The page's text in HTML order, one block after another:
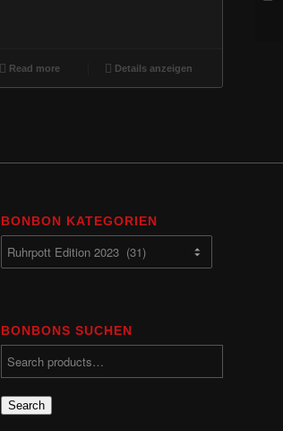
Read more Details anzeigen
BONBON KATEGORIEN
BONBONS SUCHEN
Search